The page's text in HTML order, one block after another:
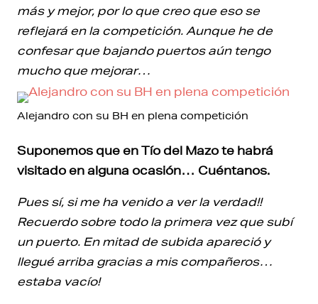
más y mejor, por lo que creo que eso se
reflejará en la competición. Aunque he de
confesar que bajando puertos aún tengo
mucho que mejorar…
Alejandro con su BH en plena competición
Suponemos que en Tío del Mazo te habrá
visitado en alguna ocasión… Cuéntanos.
Pues sí, si me ha venido a ver la verdad!!
Recuerdo sobre todo la primera vez que subí
un puerto. En mitad de subida apareció y
llegué arriba gracias a mis compañeros…
estaba vacío!